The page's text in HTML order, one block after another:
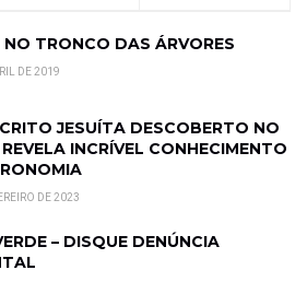
NO TRONCO DAS ÁRVORES
DE 2019
JESUÍTA DESCOBERTO NO
INCRÍVEL CONHECIMENTO
DE 2023
– DISQUE DENÚNCIA